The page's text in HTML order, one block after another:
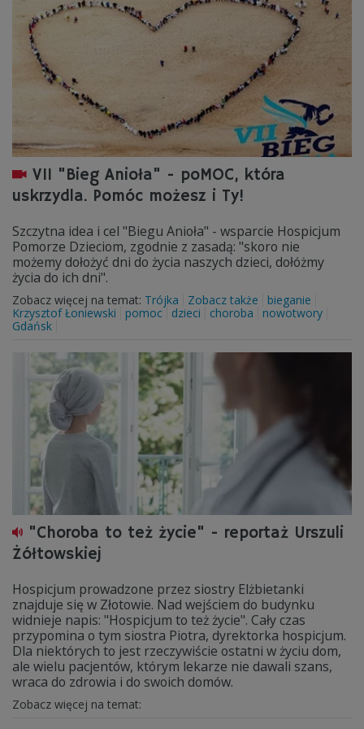
VII "Bieg Anioła" - poMOC, która
uskrzydla. Pomóc możesz i Ty!
Szczytna idea i cel "Biegu Anioła" - wsparcie Hospicjum
Pomorze Dzieciom, zgodnie z zasadą: "skoro nie
możemy dołożyć dni do życia naszych dzieci, dołóżmy
życia do ich dni".
Zobacz więcej na temat: Trójka Zobacz także
bieganie
Krzysztof Łoniewski
pomoc dzieci choroba
nowotwory
Gdańsk
"Choroba to też życie" - reportaż Urszuli
Żółtowskiej
Hospicjum prowadzone przez siostry Elżbietanki
znajduje się w Złotowie. Nad wejściem do budynku
widnieje napis: "Hospicjum to też życie". Cały czas
przypomina o tym siostra Piotra, dyrektorka hospicjum.
Dla niektórych to jest rzeczywiście ostatni w życiu dom,
ale wielu pacjentów, którym lekarze nie dawali szans,
wraca do zdrowia i do swoich domów.
Zobacz więcej na temat: